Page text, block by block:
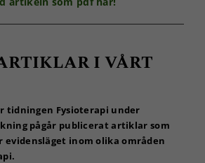
I VÅRT
tidningen Fysioterapi under
pågår publicerat artiklar som
evidensläget inom olika områden